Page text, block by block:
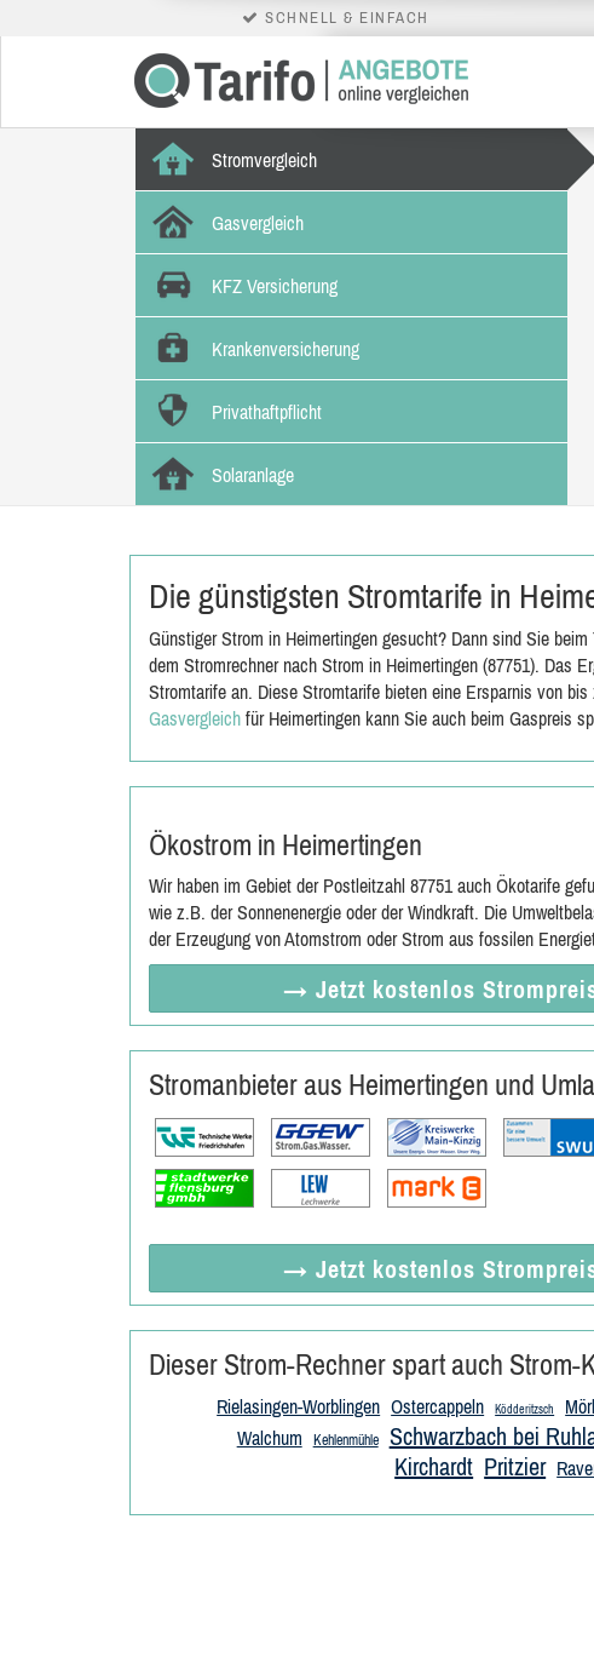
SCHNELL & EINFACH
Stromvergleich
Gasvergleich
KFZ Versicherung
Krankenversicherung
Privathaftpflicht
Solaranlage
Die günstigsten Stromtarife in
Günstiger Strom in Heimertingen gesucht? Dann sind Sie
dem Stromrechner nach Strom in Heimertingen (87751). Das
Stromtarife an. Diese Stromtarife bieten eine Ersparnis von
Gasvergleich für Heimertingen kann Sie auch beim Gaspreis
Ökostrom in Heimertingen
Wir haben im Gebiet der Postleitzahl 87751 auch Ökotarife
wie z.B. der Sonnenenergie oder der Windkraft. Die
der Erzeugung von Atomstrom oder Strom aus fossilen
→ Jetzt kostenlos
Stromanbieter aus Heimertingen und
→ Jetzt kostenlos
Dieser Strom-Rechner spart auch Strom-
Rielasingen-Worblingen Ostercappeln Ködderitzsch
Walchum Kehlenmühle Schwarzbach bei
Kirchardt Pritzier